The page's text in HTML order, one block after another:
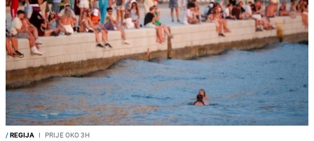
/REGIJA I PRIJE OKO 3H